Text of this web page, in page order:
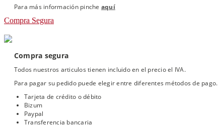
Para más información pinche aquí
Compra Segura
Compra segura
Todos nuestros articulos tienen incluido en el precio el IVA.
Para pagar su pedido puede elegir entre diferentes métodos de pago.
Tarjeta de crédito o débito
Bizum
Paypal
Transferencia bancaria